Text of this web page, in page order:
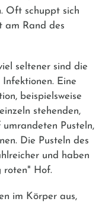
Oft schuppt sich
am Rand des
seltener sind die
Eine
beispielsweise
stehenden,
Pusteln,
Die Pusteln des
und haben
roten" Hof.
im Körper aus,